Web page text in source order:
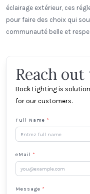
éclairage extérieur, ces
pour faire des choix qui
communauté belle et
Reach
Bock Lighting is
for our customers.
Full Name *
eMail *
Message *